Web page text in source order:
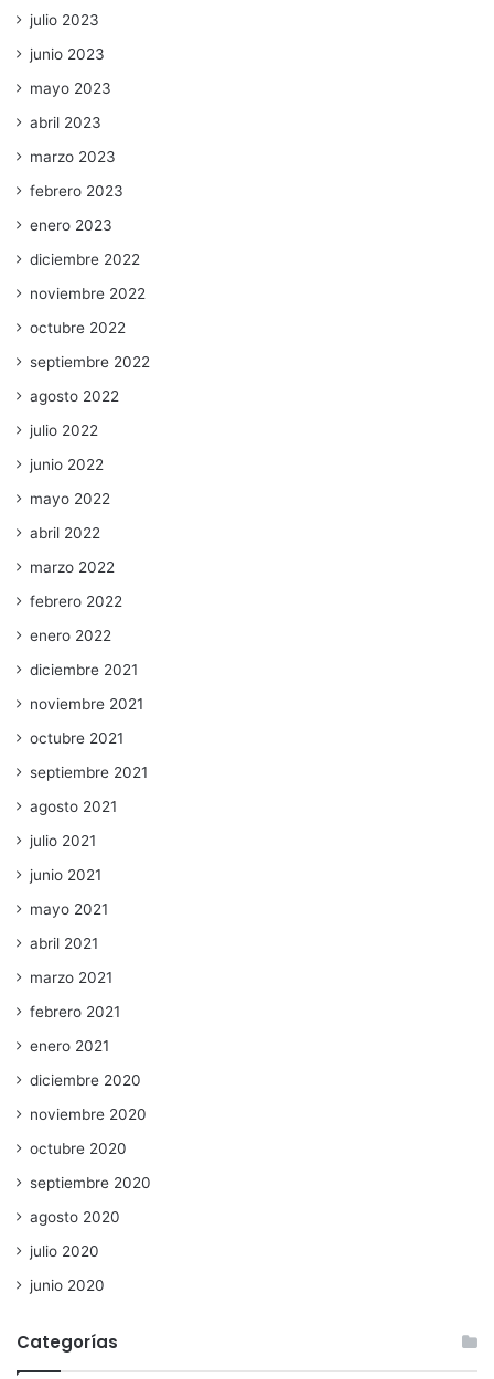
julio 2023
junio 2023
mayo 2023
abril 2023
marzo 2023
febrero 2023
enero 2023
diciembre 2022
noviembre 2022
octubre 2022
septiembre 2022
agosto 2022
julio 2022
junio 2022
mayo 2022
abril 2022
marzo 2022
febrero 2022
enero 2022
diciembre 2021
noviembre 2021
octubre 2021
septiembre 2021
agosto 2021
julio 2021
junio 2021
mayo 2021
abril 2021
marzo 2021
febrero 2021
enero 2021
diciembre 2020
noviembre 2020
octubre 2020
septiembre 2020
agosto 2020
julio 2020
junio 2020
Categorías